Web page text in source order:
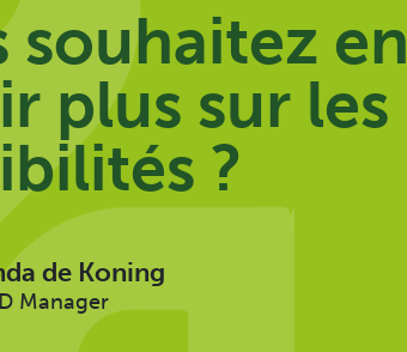
souhaitez en
plus sur les
?
de Koning
Manager